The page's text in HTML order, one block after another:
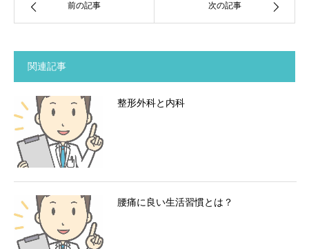
前の記事 次の記事
関連記事
整形外科と内科
腰痛に良い生活習慣とは？